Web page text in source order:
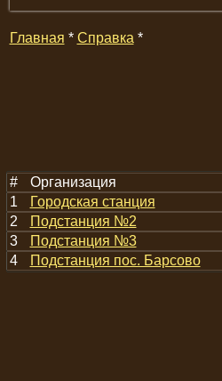
Главная * Справка *
# Организация
1
Городская станция
2
Подстанция №2
3
Подстанция №3
4
Подстанция пос. Барсово